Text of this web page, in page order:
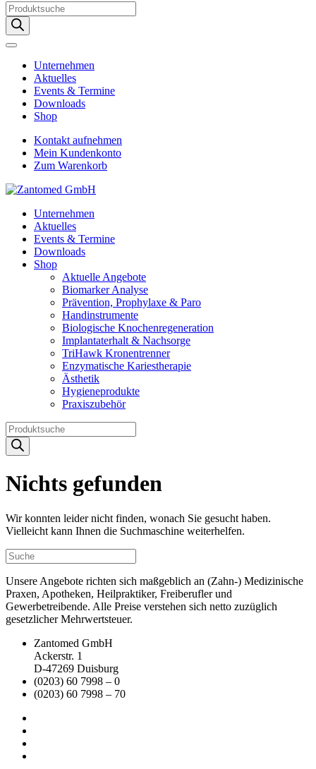
Products
search
Unternehmen
Aktuelles
Events & Termine
Downloads
Shop
Kontakt aufnehmen
Mein Kundenkonto
Zum Warenkorb
Unternehmen
Aktuelles
Events & Termine
Downloads
Shop
Aktuelle Angebote
Biomarker Analyse
Prävention, Prophylaxe & Paro
Handinstrumente
Biologische Knochenregeneration
Implantaterhalt & Nachsorge
TriHawk Kronentrenner
Enzymatische Kariestherapie
Ästhetik
Hygieneprodukte
Praxiszubehör
Products
search
Nichts gefunden
Wir konnten leider nicht finden, wonach Sie gesucht haben.
Vielleicht kann Ihnen die Suchmaschine weiterhelfen.
Unsere Angebote richten sich maßgeblich an (Zahn-) Medizinische
Praxen, Apotheken, Heilpraktiker, Freiberufler und
Gewerbetreibende. Alle Preise verstehen sich netto zuzüglich
gesetzlicher Mehrwertsteuer.
Zantomed GmbH
Ackerstr. 1
D-47269 Duisburg
(0203) 60 7998 – 0
(0203) 60 7998 – 70